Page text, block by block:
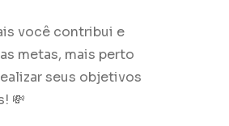
você contribui e
metas, mais perto
seus objetivos
💸